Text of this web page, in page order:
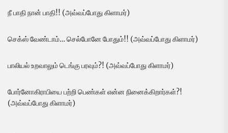
நீ பாதி நான் பாதி!! (அவ்வப்போது கிளாமர்)
செக்ஸ் வேண்டாம்… செல்போனே போதும்!! (அவ்வப்போது கிளாமர்)
பாலியல் உறவாலும் டெங்கு பரவும்?! (அவ்வப்போது கிளாமர்)
போர்னோகிராபியை பற்றி பெண்கள் என்ன நினைக்கிறார்கள்?!
(அவ்வப்போது கிளாமர்)